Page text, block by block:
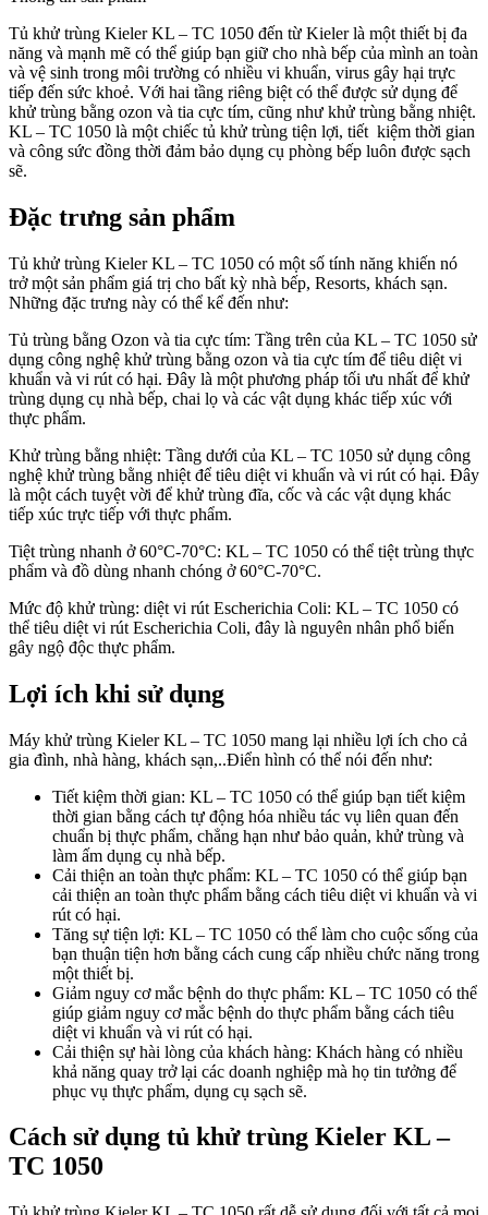
Tủ khử trùng Kieler KL – TC 1050 đến từ Kieler là một thiết bị đa
năng và mạnh mẽ có thể giúp bạn giữ cho nhà bếp của mình an toàn
và vệ sinh trong môi trường có nhiều vi khuẩn, virus gây hại trực
tiếp đến sức khoẻ. Với hai tầng riêng biệt có thể được sử dụng để
khử trùng bằng ozon và tia cực tím, cũng như khử trùng bằng nhiệt.
KL – TC 1050 là một chiếc tủ khử trùng tiện lợi, tiết kiệm thời gian
và công sức đồng thời đảm bảo dụng cụ phòng bếp luôn được sạch
sẽ.
Đặc trưng sản phẩm
Tủ khử trùng Kieler KL – TC 1050 có một số tính năng khiến nó
trở một sản phẩm giá trị cho bất kỳ nhà bếp, Resorts, khách sạn.
Những đặc trưng này có thể kể đến như:
Tủ trùng bằng Ozon và tia cực tím: Tầng trên của KL – TC 1050 sử
dụng công nghệ khử trùng bằng ozon và tia cực tím để tiêu diệt vi
khuẩn và vi rút có hại. Đây là một phương pháp tối ưu nhất để khử
trùng dụng cụ nhà bếp, chai lọ và các vật dụng khác tiếp xúc với
thực phẩm.
Khử trùng bằng nhiệt: Tầng dưới của KL – TC 1050 sử dụng công
nghệ khử trùng bằng nhiệt để tiêu diệt vi khuẩn và vi rút có hại. Đây
là một cách tuyệt vời để khử trùng đĩa, cốc và các vật dụng khác
tiếp xúc trực tiếp với thực phẩm.
Tiệt trùng nhanh ở 60°C-70°C: KL – TC 1050 có thể tiệt trùng thực
phẩm và đồ dùng nhanh chóng ở 60°C-70°C.
Mức độ khử trùng: diệt vi rút Escherichia Coli: KL – TC 1050 có
thể tiêu diệt vi rút Escherichia Coli, đây là nguyên nhân phổ biến
gây ngộ độc thực phẩm.
Lợi ích khi sử dụng
Máy khử trùng Kieler KL – TC 1050 mang lại nhiều lợi ích cho cả
gia đình, nhà hàng, khách sạn,..Điển hình có thể nói đến như:
Tiết kiệm thời gian: KL – TC 1050 có thể giúp bạn tiết kiệm
thời gian bằng cách tự động hóa nhiều tác vụ liên quan đến
chuẩn bị thực phẩm, chẳng hạn như bảo quản, khử trùng và
làm ấm dụng cụ nhà bếp.
Cải thiện an toàn thực phẩm: KL – TC 1050 có thể giúp bạn
cải thiện an toàn thực phẩm bằng cách tiêu diệt vi khuẩn và vi
rút có hại.
Tăng sự tiện lợi: KL – TC 1050 có thể làm cho cuộc sống của
bạn thuận tiện hơn bằng cách cung cấp nhiều chức năng trong
một thiết bị.
Giảm nguy cơ mắc bệnh do thực phẩm: KL – TC 1050 có thể
giúp giảm nguy cơ mắc bệnh do thực phẩm bằng cách tiêu
diệt vi khuẩn và vi rút có hại.
Cải thiện sự hài lòng của khách hàng: Khách hàng có nhiều
khả năng quay trở lại các doanh nghiệp mà họ tin tưởng để
phục vụ thực phẩm, dụng cụ sạch sẽ.
Cách sử dụng tủ khử trùng Kieler KL –
TC 1050